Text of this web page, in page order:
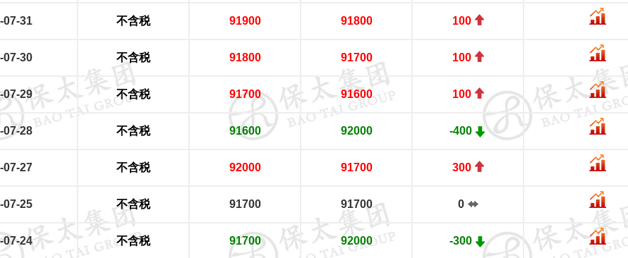
07-31 不含税 91900 91800 100
07-30 不含税 91800 91700 100
07-29 不含税 91700 91600 100
07-28 不含税 91600 92000 -400
07-27 不含税 92000 91700 300
07-25 不含税 91700 91700 0
07-24 不含税 91700 92000 -300